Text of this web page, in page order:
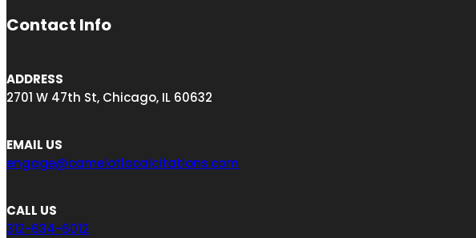
Contact Info
ADDRESS
2701 W 47th St, Chicago, IL 60632
EMAIL US
engage@camelotlocalcitations.com
CALL US
312-634-6012